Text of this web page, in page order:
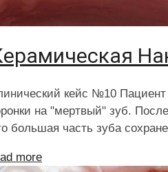
кейс №10 Пациент
на "мертвый" зуб.
большая часть зуба
more